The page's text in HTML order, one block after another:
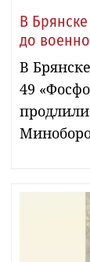
В
до
В
49
продлили